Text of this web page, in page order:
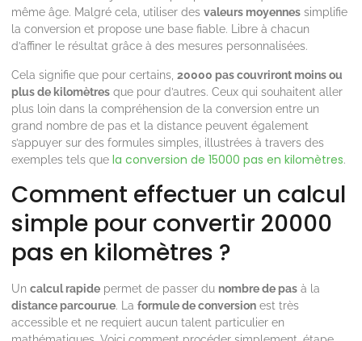
même âge. Malgré cela, utiliser des valeurs moyennes simplifie
la conversion et propose une base fiable. Libre à chacun
d’affiner le résultat grâce à des mesures personnalisées.
Cela signifie que pour certains, 20000 pas couvriront moins ou
plus de kilomètres que pour d’autres. Ceux qui souhaitent aller
plus loin dans la compréhension de la conversion entre un
grand nombre de pas et la distance peuvent également
s’appuyer sur des formules simples, illustrées à travers des
exemples tels que la conversion de 15000 pas en kilomètres.
Comment effectuer un calcul
simple pour convertir 20000
pas en kilomètres ?
Un calcul rapide permet de passer du nombre de pas à la
distance parcourue. La formule de conversion est très
accessible et ne requiert aucun talent particulier en